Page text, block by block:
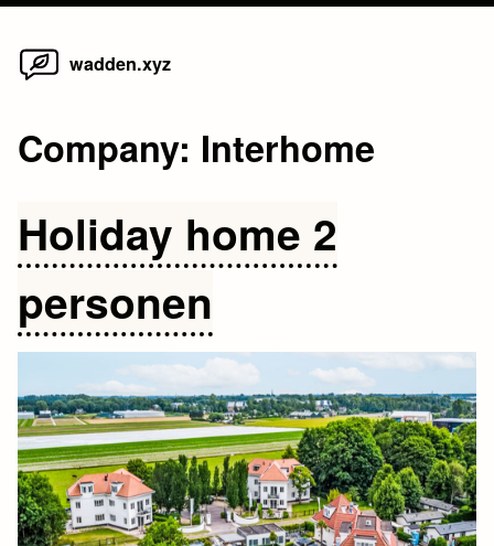
Skip
wadden.xyz
Company: Interhome
Holiday home 2
personen